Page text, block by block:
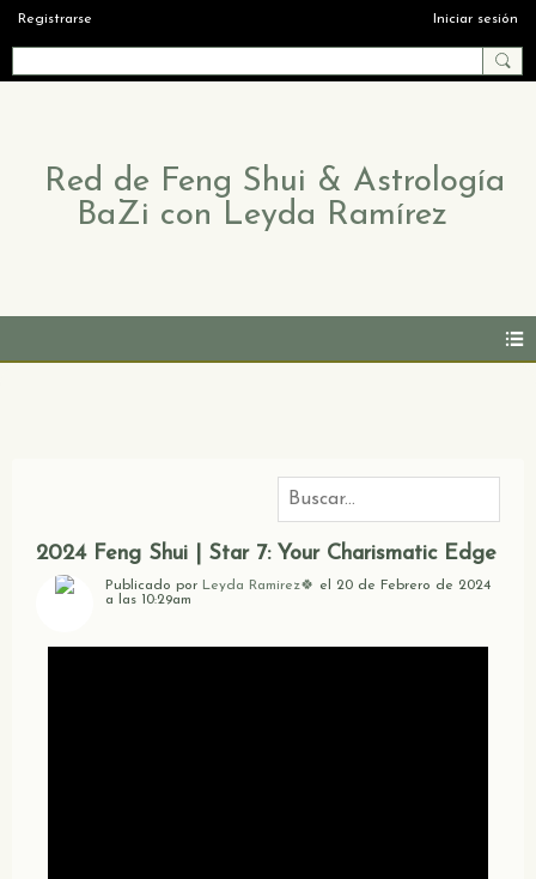
Registrarse Iniciar sesión
Red de Feng Shui & Astrología
BaZi con Leyda Ramírez
2024 Feng Shui | Star 7: Your Charismatic Edge
Publicado por Leyda Ramirez🍀 el 20 de Febrero de 2024
a las 10:29am